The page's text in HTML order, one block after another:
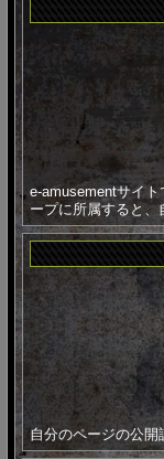
e-amusementサイ
ープに所属すると、
自分のページの公開